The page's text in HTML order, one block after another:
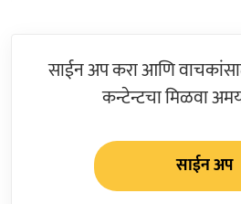
साईन अप करा आणि
कन्टेन्टचा मिळवा
साईन अप